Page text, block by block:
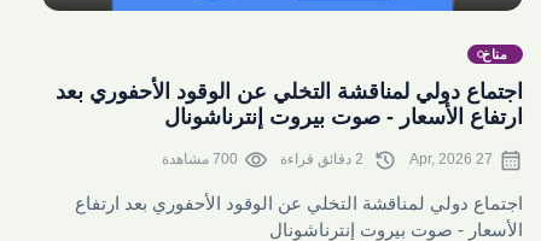
مناخ
اجتماع دولي لمناقشة التخلي عن الوقود الأحفوري بعد
ارتفاع الأسعار - صوت بيروت إنترناشونال
calendar_month
27 Apr, 2026
history
visibility 700 مشاهدة
اجتماع دولي لمناقشة التخلي عن الوقود الأحفوري بعد ارتفاع
الأسعار - صوت بيروت إنترناشونال